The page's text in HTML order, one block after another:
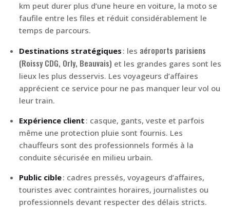
km peut durer plus d’une heure en voiture, la moto se
faufile entre les files et réduit considérablement le
temps de parcours.
Destinations stratégiques : les aéroports parisiens
(Roissy CDG, Orly, Beauvais) et les grandes gares sont les
lieux les plus desservis. Les voyageurs d’affaires
apprécient ce service pour ne pas manquer leur vol ou
leur train.
Expérience client : casque, gants, veste et parfois
même une protection pluie sont fournis. Les
chauffeurs sont des professionnels formés à la
conduite sécurisée en milieu urbain.
Public cible: cadres pressés, voyageurs d’affaires,
touristes avec contraintes horaires, journalistes ou
professionnels devant respecter des délais stricts.